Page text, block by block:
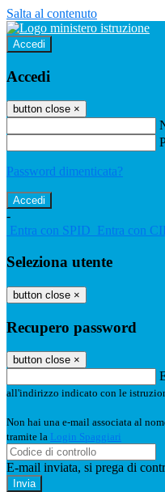
Salta al contenuto
Accedi
Accedi
button close ×
Password dimenticata?
-
Entra con SPID Entra con
Seleziona utente
button close ×
Recupero password
button close ×
all'indirizzo indicato con le
Non hai una e-mail associata al
tramite la Login Spaggiari
E-mail inviata, si prega di